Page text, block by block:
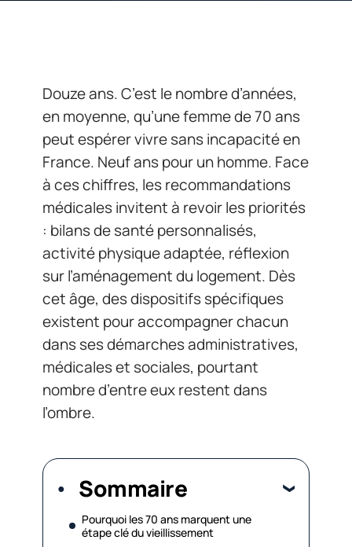
Douze ans. C’est le nombre d’années,
en moyenne, qu’une femme de 70 ans
peut espérer vivre sans incapacité en
France. Neuf ans pour un homme. Face
à ces chiffres, les recommandations
médicales invitent à revoir les priorités
: bilans de santé personnalisés,
activité physique adaptée, réflexion
sur l’aménagement du logement. Dès
cet âge, des dispositifs spécifiques
existent pour accompagner chacun
dans ses démarches administratives,
médicales et sociales, pourtant
nombre d’entre eux restent dans
l’ombre.
Sommaire
Pourquoi les 70 ans marquent une
étape clé du vieillissement